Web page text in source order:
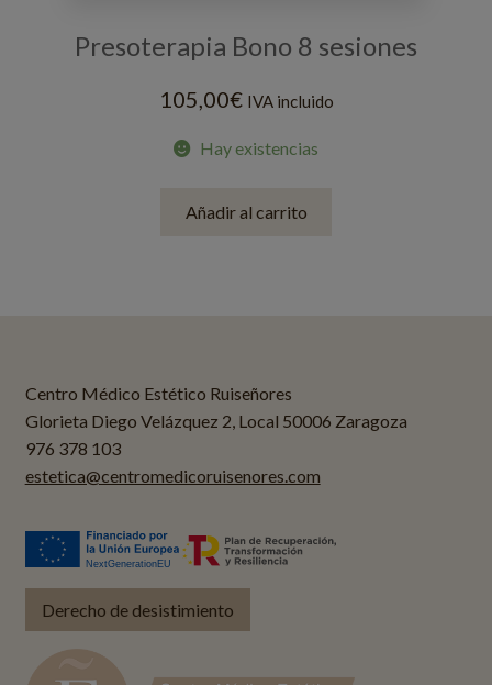
Presoterapia Bono 8 sesiones
105,00€ IVA incluido
Hay existencias
Añadir al carrito
Centro Médico Estético Ruiseñores
Glorieta Diego Velázquez 2, Local 50006 Zaragoza
976 378 103
estetica@centromedicoruisenores.com
Derecho de desistimiento